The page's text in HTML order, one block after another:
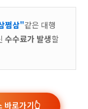
쩜삼"같은 대행
수수료가 발생할
로가기👆